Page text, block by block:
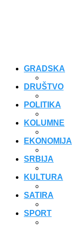
GRADSKA
DRUŠTVO
POLITIKA
KOLUMNE
EKONOMIJA
SRBIJA
KULTURA
SATIRA
SPORT